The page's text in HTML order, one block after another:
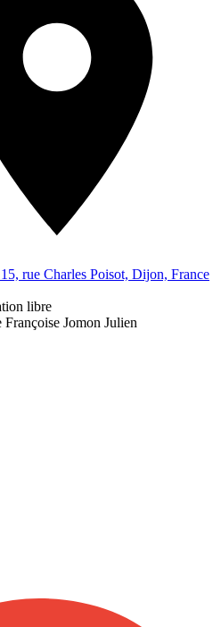
rue Charles Poisot, Dijon, France
libre
Françoise Jomon Julien